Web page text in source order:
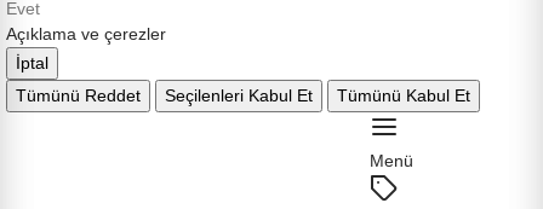
Evet
Açıklama ve çerezler
İptal
Tümünü Reddet
Seçilenleri Kabul Et Tümünü Kabul Et
Menü